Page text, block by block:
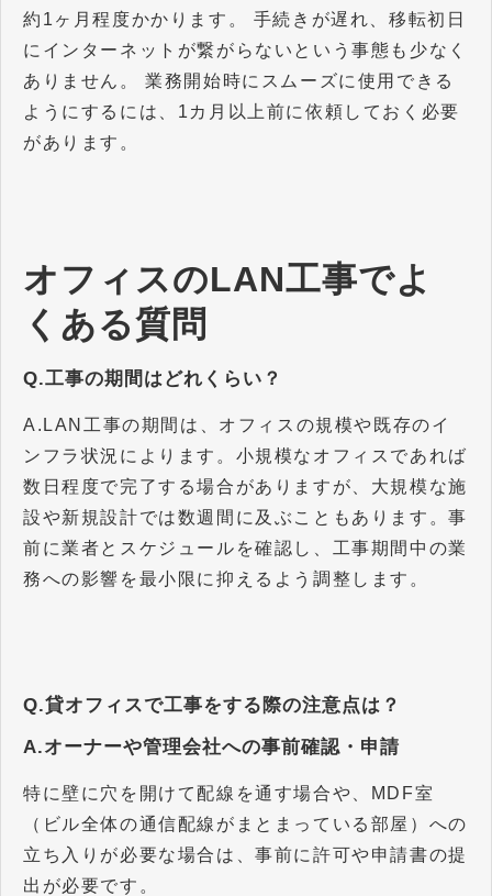
約1ヶ月程度かかります。 手続きが遅れ、移転初日
にインターネットが繋がらないという事態も少なく
ありません。 業務開始時にスムーズに使用できる
ようにするには、1カ月以上前に依頼しておく必要
があります。
オフィスのLAN工事でよ
くある質問
Q.工事の期間はどれくらい？
A.LAN工事の期間は、オフィスの規模や既存のイ
ンフラ状況によります。小規模なオフィスであれば
数日程度で完了する場合がありますが、大規模な施
設や新規設計では数週間に及ぶこともあります。事
前に業者とスケジュールを確認し、工事期間中の業
務への影響を最小限に抑えるよう調整します。
Q.貸オフィスで工事をする際の注意点は？
A.オーナーや管理会社への事前確認・申請
特に壁に穴を開けて配線を通す場合や、MDF室
（ビル全体の通信配線がまとまっている部屋）への
立ち入りが必要な場合は、事前に許可や申請書の提
出が必要です。